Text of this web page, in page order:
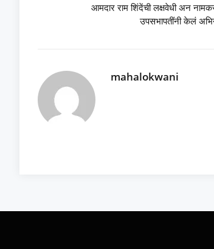
आमदार राम शिंदेंची लक्षवेधी अन
उपसभापतींनी केलं
mahalokwani